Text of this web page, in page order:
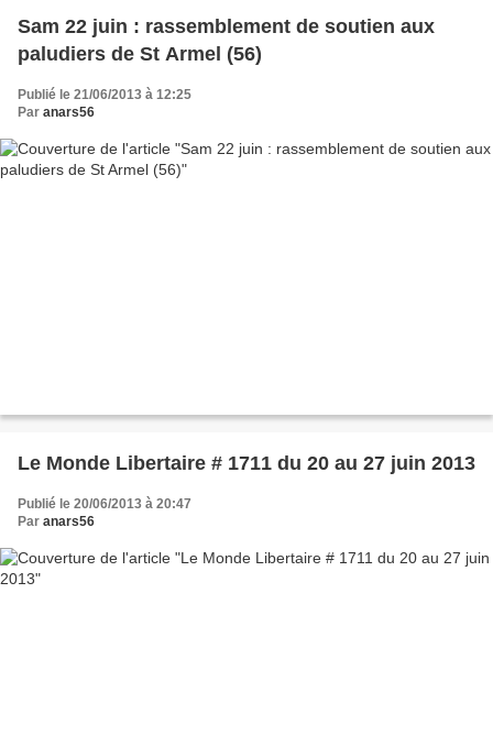
Sam 22 juin : rassemblement de soutien aux
paludiers de St Armel (56)
Publié le 21/06/2013 à 12:25
Par anars56
Le Monde Libertaire # 1711 du 20 au 27 juin 2013
Publié le 20/06/2013 à 20:47
Par anars56